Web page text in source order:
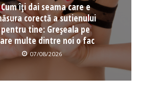
Cum îți dai seama care e
corectă a sutienului
pentru tine: Greșeala pe
multe dintre noi o fac
07/08/2026